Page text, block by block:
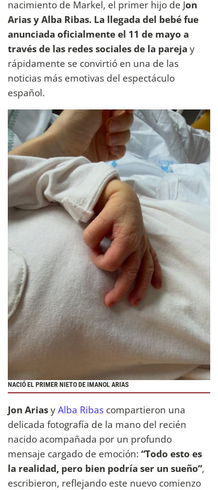
nacimiento de Markel, el primer hijo de Jon
Arias y Alba Ribas. La llegada del bebé fue
anunciada oficialmente el 11 de mayo a
través de las redes sociales de la pareja y
rápidamente se convirtió en una de las
noticias más emotivas del espectáculo
español.
NACIÓ EL PRIMER NIETO DE IMANOL ARIAS
Jon AriasyAlba Ribas compartieron una
delicada fotografía de la mano del recién
nacido acompañada por un profundo
mensaje cargado de emoción: “Todo esto es
la realidad, pero bien podría ser un sueño”,
escribieron, reflejando este nuevo comienzo